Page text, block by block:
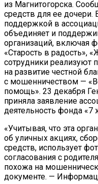
из Магнитогорска.
средств для ее дочери.
поддержкой в
объединяет и
организаций, включая
«Старость в радость»,
сотрудники реализуют
на развитие честной
с мошенничеством —
помощь». 23 декабря
приняла заявление
деятельность фонда «7
«Учитывая, что эта
об уличных акциях,
средств, использует
согласования с
похожа на
документе. —